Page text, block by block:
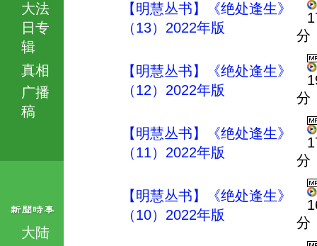
大法
日专
辑
真相
广播
稿
大陆
【明慧丛书】《绝处逢生》
（13）2022年版
分
【明慧丛书】《绝处逢生》
（12）2022年版
分
【明慧丛书】《绝处逢生》
（11）2022年版
分
【明慧丛书】《绝处逢生》
（10）2022年版
分